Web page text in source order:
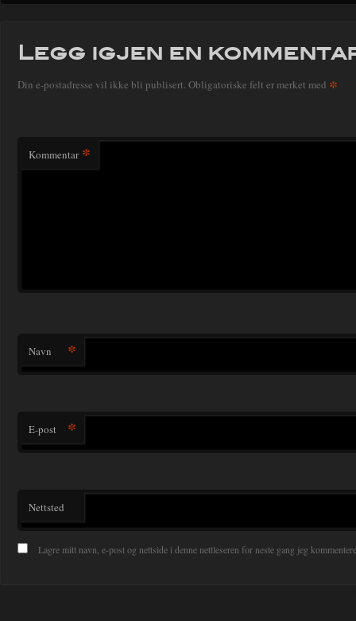
Legg igjen en
Din e-postadresse vil ikke bli publisert. Obligatoriske felt er merket med *
Kommentar *
Navn *
E-post *
Nettsted
Lagre mitt navn, e-post og nettside i denne nettleseren for neste gang jeg